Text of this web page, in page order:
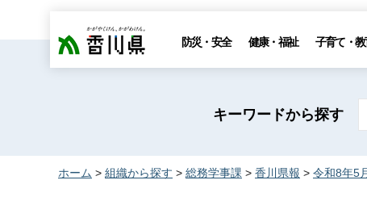
香川県 防災・安全 健康・福祉 子育て・
キーワードから探す
ホーム > 組織から探す > 総務学事課 > 香川県報 > 令和8年5